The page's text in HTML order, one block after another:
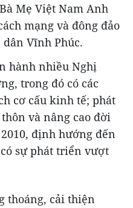
Mẹ Việt Nam Anh
mạng và đông đảo
Vĩnh Phúc.
hành nhiều Nghị
trong đó có các
cơ cấu kinh tế; phát
và nâng cao đời
định hướng đến
sự phát triển vượt
thoáng, cải thiện